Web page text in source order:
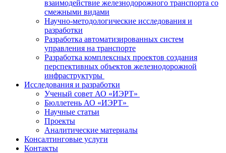
взаимодействие железнодорожного транспорта со
смежными видами
Научно-методологические исследования и
разработки
Разработка автоматизированных систем
управления на транспорте
Разработка комплексных проектов создания
перспективных объектов железнодорожной
инфраструктуры
Исследования и разработки
Ученый совет АО «ИЭРТ»
Бюллетень АО «ИЭРТ»
Научные статьи
Проекты
Аналитические материалы
Консалтинговые услуги
Контакты